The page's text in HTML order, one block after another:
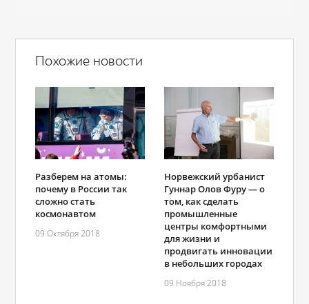
Похожие новости
Разберем на атомы:
почему в России так
сложно стать
космонавтом
09 Октября 2018
Норвежский урбанист
Гуннар Олов Фуру — о
том, как сделать
промышленные
центры комфортными
для жизни и
продвигать инновации
в небольших городах
09 Ноября 2018